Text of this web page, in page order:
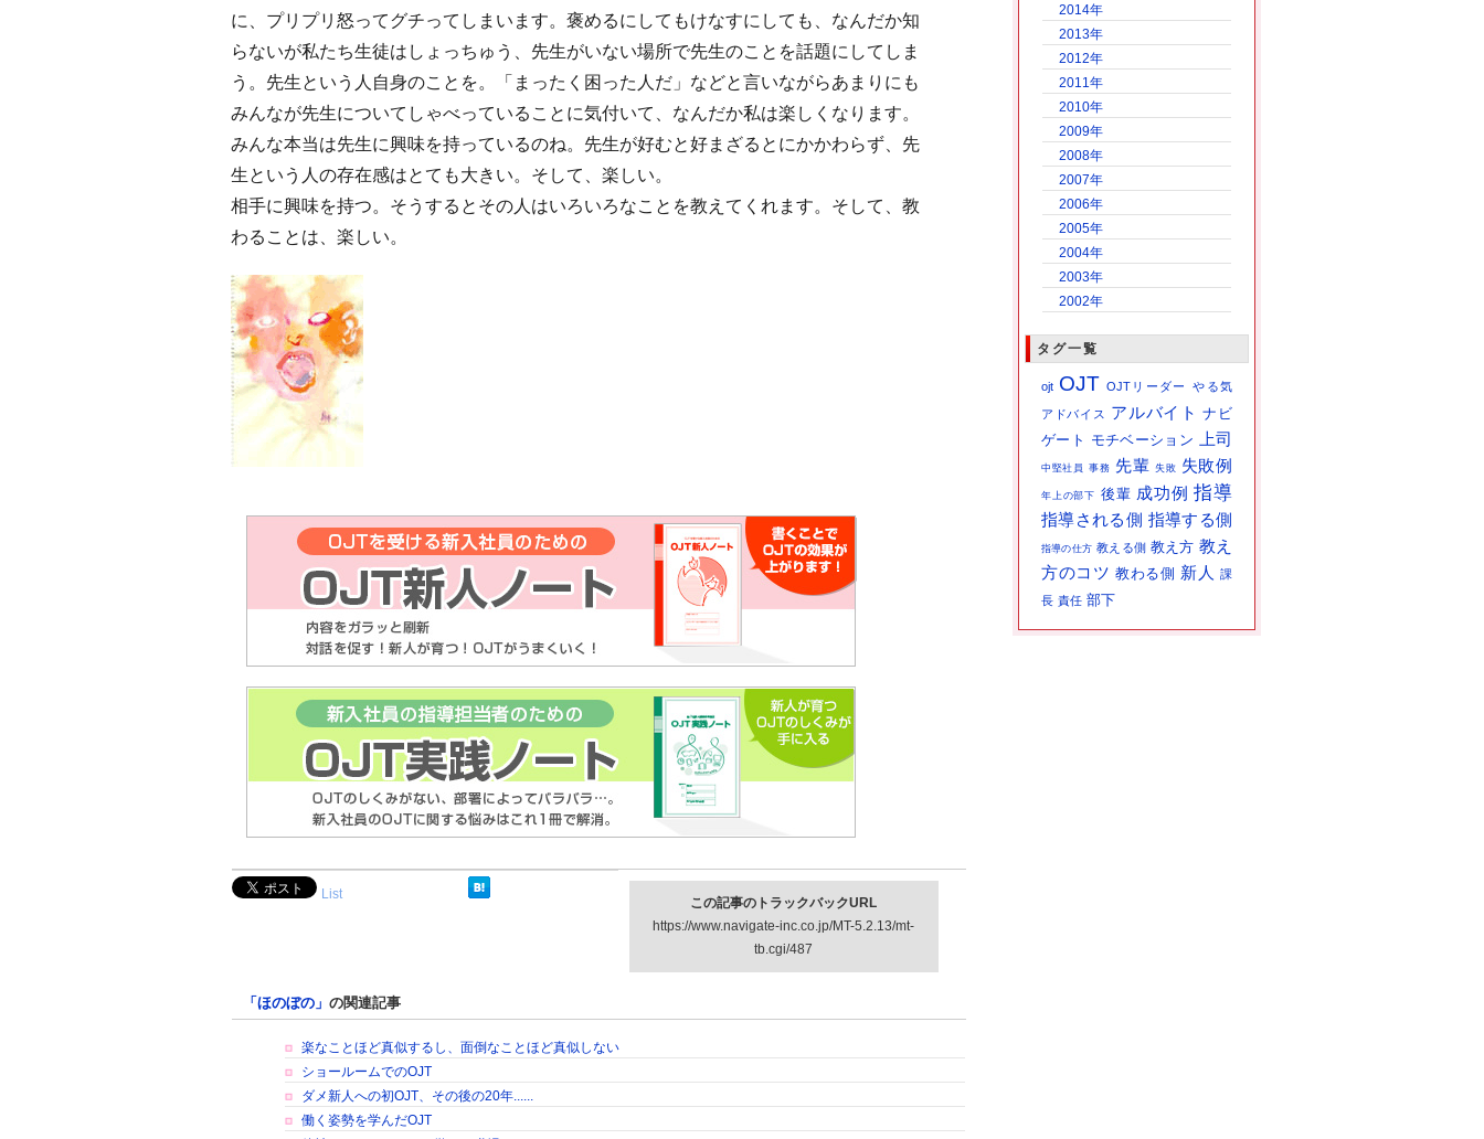
に、プリプリ怒ってグチってしまいます。褒めるにしてもけなすにしても、なんだか知
らないが私たち生徒はしょっちゅう、先生がいない場所で先生のことを話題にしてしま
う。先生という人自身のことを。「まったく困った人だ」などと言いながらあまりにも
みんなが先生についてしゃべっていることに気付いて、なんだか私は楽しくなります。
みんな本当は先生に興味を持っているのね。先生が好むと好まざるとにかかわらず、先
生という人の存在感はとても大きい。そして、楽しい。
相手に興味を持つ。そうするとその人はいろいろなことを教えてくれます。そして、教
わることは、楽しい。
List
この記事のトラックバックURL
https://www.navigate-inc.co.jp/MT-5.2.13/mt-
tb.cgi/487
「ほのぼの」 の関連記事
楽なことほど真似するし、面倒なことほど真似しない
ショールームでのOJT
ダメ新人への初OJT、その後の20年......
働く姿勢を学んだOJT
2014年
2013年
2012年
2011年
2010年
2009年
2008年
2007年
2006年
2005年
2004年
2003年
2002年
タグ一覧
ojt OJT OJTリーダー やる気
アドバイス アルバイト ナビ
ゲート モチベーション 上司
中堅社員 事務 先輩 失敗 失敗例
年上の部下 後輩 成功例 指導
指導される側 指導する側
指導の仕方 教える側 教え方 教え
方のコツ 教わる側 新人
課
長 責任 部下